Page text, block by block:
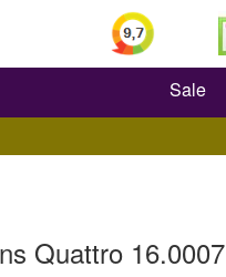
Zoeken
Sale
Quattro 16.0007